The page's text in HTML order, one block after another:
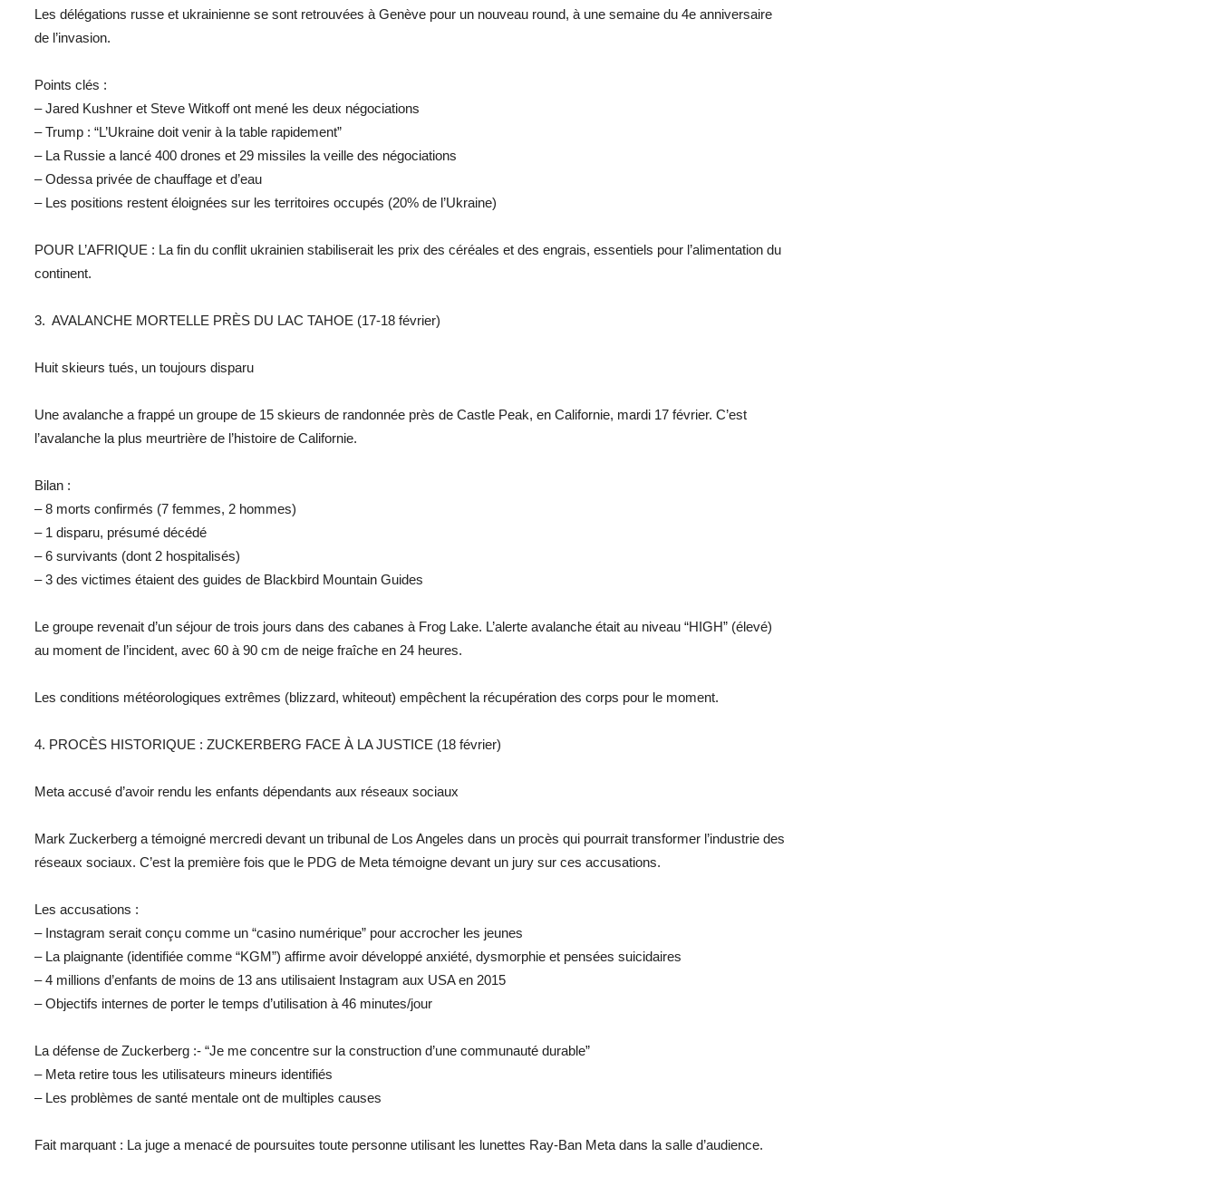
Les délégations russe et ukrainienne se sont retrouvées à Genève pour un nouveau round, à une semaine du 4e anniversaire
de l’invasion.
Points clés :
– Jared Kushner et Steve Witkoff ont mené les deux négociations
– Trump : “L’Ukraine doit venir à la table rapidement”
– La Russie a lancé 400 drones et 29 missiles la veille des négociations
– Odessa privée de chauffage et d’eau
– Les positions restent éloignées sur les territoires occupés (20% de l’Ukraine)
POUR L’AFRIQUE : La fin du conflit ukrainien stabiliserait les prix des céréales et des engrais, essentiels pour l’alimentation du
continent.
3. AVALANCHE MORTELLE PRÈS DU LAC TAHOE (17-18 février)
Huit skieurs tués, un toujours disparu
Une avalanche a frappé un groupe de 15 skieurs de randonnée près de Castle Peak, en Californie, mardi 17 février. C’est
l’avalanche la plus meurtrière de l’histoire de Californie.
Bilan :
– 8 morts confirmés (7 femmes, 2 hommes)
– 1 disparu, présumé décédé
– 6 survivants (dont 2 hospitalisés)
– 3 des victimes étaient des guides de Blackbird Mountain Guides
Le groupe revenait d’un séjour de trois jours dans des cabanes à Frog Lake. L’alerte avalanche était au niveau “HIGH” (élevé)
au moment de l’incident, avec 60 à 90 cm de neige fraîche en 24 heures.
Les conditions météorologiques extrêmes (blizzard, whiteout) empêchent la récupération des corps pour le moment.
4. PROCÈS HISTORIQUE : ZUCKERBERG FACE À LA JUSTICE (18 février)
Meta accusé d’avoir rendu les enfants dépendants aux réseaux sociaux
Mark Zuckerberg a témoigné mercredi devant un tribunal de Los Angeles dans un procès qui pourrait transformer l’industrie des
réseaux sociaux. C’est la première fois que le PDG de Meta témoigne devant un jury sur ces accusations.
Les accusations :
– Instagram serait conçu comme un “casino numérique” pour accrocher les jeunes
– La plaignante (identifiée comme “KGM”) affirme avoir développé anxiété, dysmorphie et pensées suicidaires
– 4 millions d’enfants de moins de 13 ans utilisaient Instagram aux USA en 2015
– Objectifs internes de porter le temps d’utilisation à 46 minutes/jour
La défense de Zuckerberg :- “Je me concentre sur la construction d’une communauté durable”
– Meta retire tous les utilisateurs mineurs identifiés
– Les problèmes de santé mentale ont de multiples causes
Fait marquant : La juge a menacé de poursuites toute personne utilisant les lunettes Ray-Ban Meta dans la salle d’audience.